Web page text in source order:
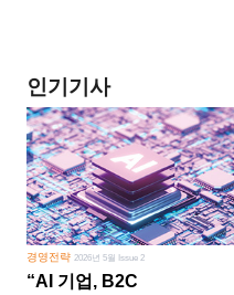
인기기사
경영전략 2026년 5월 Issue 2
“AI 기업, B2C